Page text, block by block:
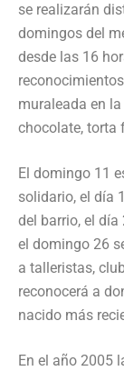
se realizarán
domingos del
desde las 16
muraleada en
chocolate, torta
El domingo 11
solidario, el día
del barrio, el
el domingo 26
a talleristas,
reconocerá a
nacido más
En el año 2005